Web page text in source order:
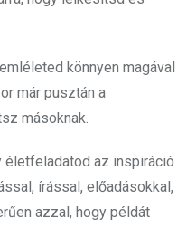
könnyen magával
már pusztán a
másoknak.
életfeladatod az inspiráció
írással, előadásokkal,
azzal, hogy példát